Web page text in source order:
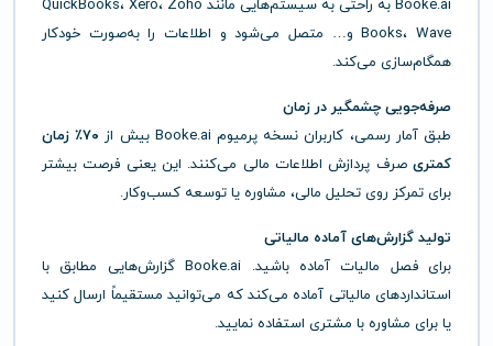
Booke.ai به راحتی به سیستم‌هایی مانند QuickBooks، Xero، Zoho
Books، Wave و… متصل می‌شود و اطلاعات را به‌صورت خودکار
همگام‌سازی می‌کند.
صرفه‌جویی چشمگیر در زمان
طبق آمار رسمی، کاربران نسخه پرمیوم Booke.ai بیش از
۷۰٪ زمان
کمتری صرف پردازش اطلاعات مالی می‌کنند. این یعنی فرصت بیشتر
برای تمرکز روی تحلیل مالی، مشاوره یا توسعه کسب‌وکار.
تولید گزارش‌های آماده مالیاتی
برای فصل مالیات آماده باشید. Booke.ai گزارش‌هایی مطابق با
استانداردهای مالیاتی آماده می‌کند که می‌توانید مستقیماً ارسال کنید
یا برای مشاوره با مشتری استفاده نمایید.